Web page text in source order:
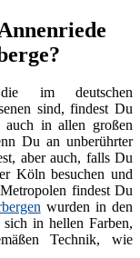
im deutschen
sind, findest Du
auch in allen großen
Du an unberührter
aber auch, falls Du
Köln besuchen und
findest Du
wurden in den
sich in hellen Farben,
Technik, wie